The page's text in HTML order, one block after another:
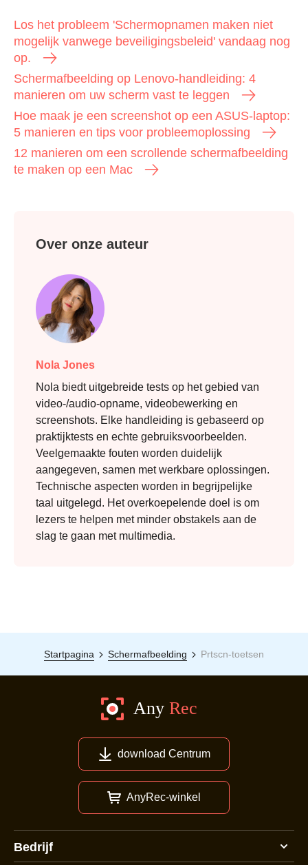
Los het probleem 'Schermopnamen maken niet
mogelijk vanwege beveiligingsbeleid' vandaag nog
op.
Schermafbeelding op Lenovo-handleiding: 4
manieren om uw scherm vast te leggen
Hoe maak je een screenshot op een ASUS-laptop:
5 manieren en tips voor probleemoplossing
12 manieren om een scrollende schermafbeelding
te maken op een Mac
Over onze auteur
Nola Jones
Nola biedt uitgebreide tests op het gebied van
video-/audio-opname, videobewerking en
screenshots. Elke handleiding is gebaseerd op
praktijktests en echte gebruiksvoorbeelden.
Veelgemaakte fouten worden duidelijk
aangegeven, samen met werkbare oplossingen.
Technische aspecten worden in begrijpelijke
taal uitgelegd. Het overkoepelende doel is om
lezers te helpen met minder obstakels aan de
slag te gaan met multimedia.
Startpagina Schermafbeelding Prtscn-toetsen
download Centrum
AnyRec-winkel
Bedrijf